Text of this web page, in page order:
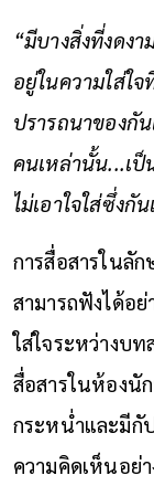
“มีบางสิ่งที่งดง
อยู่ในความใส่ใ
ปรารถนาของกั
คนเหล่านั้น...เ
ไม่เอาใจใส่ซึ่งกั
การสื่อสารในลั
สามารถฟังได้อ
ใส่ใจระหว่างบ
สื่อสารในห้องนั
กระหน่ำและมีกั
ความคิดเห็นอย่